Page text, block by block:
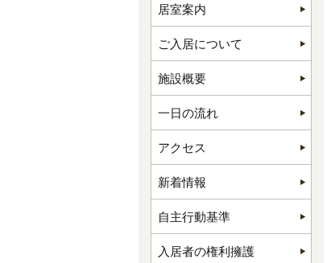
居室案内
ご入居について
施設概要
一日の流れ
アクセス
新着情報
自主行動基準
入居者の権利擁護